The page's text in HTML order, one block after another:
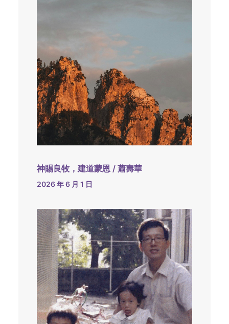
神賜良牧，建道蒙恩 / 蕭壽華
2026 年 6 月 1 日